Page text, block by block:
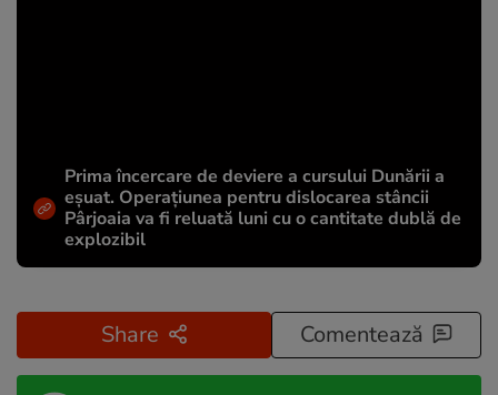
Prima încercare de deviere a cursului Dunării a
eșuat. Operațiunea pentru dislocarea stâncii
Pârjoaia va fi reluată luni cu o cantitate dublă de
explozibil
Share Comentează